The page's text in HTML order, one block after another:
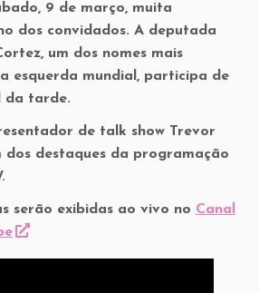
9 de março, muita
dos convidados. A deputada
um dos nomes mais
esquerda mundial, participa de
da tarde.
de talk show Trevor
dos destaques da programação
serão exibidas ao vivo no Canal